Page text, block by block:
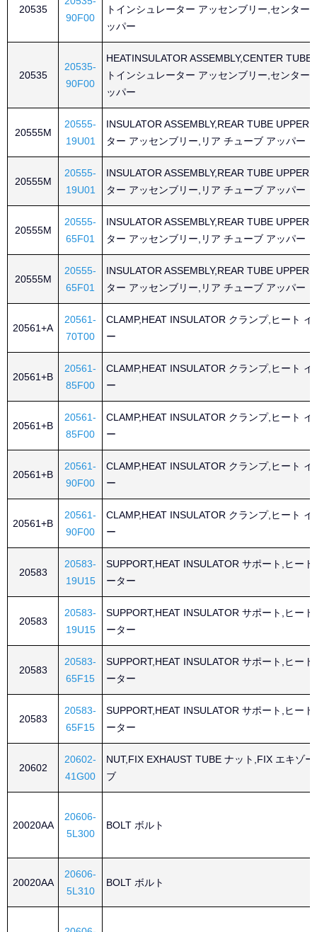
20535
90F00
トインシュレーター アッセンブリー,センター
ッパー
20535
20535-
90F00
HEATINSULATOR ASSEMBLY,CENTER TUBE
トインシュレーター アッセンブリー,センター
ッパー
20555M
20555-
19U01
INSULATOR ASSEMBLY,REAR TUBE UPPER
ター アッセンブリー,リア チューブ アッパー
20555M
20555-
19U01
INSULATOR ASSEMBLY,REAR TUBE UPPER
ター アッセンブリー,リア チューブ アッパー
20555M
20555-
65F01
INSULATOR ASSEMBLY,REAR TUBE UPPER
ター アッセンブリー,リア チューブ アッパー
20555M
20555-
65F01
INSULATOR ASSEMBLY,REAR TUBE UPPER
ター アッセンブリー,リア チューブ アッパー
20561+A
20561-
70T00
CLAMP,HEAT INSULATOR クランプ,ヒート
ー
20561+B
20561-
85F00
CLAMP,HEAT INSULATOR クランプ,ヒート
ー
20561+B
20561-
85F00
CLAMP,HEAT INSULATOR クランプ,ヒート
ー
20561+B
20561-
90F00
CLAMP,HEAT INSULATOR クランプ,ヒート
ー
20561+B
20561-
90F00
CLAMP,HEAT INSULATOR クランプ,ヒート
ー
20583
20583-
19U15
SUPPORT,HEAT INSULATOR サポート,ヒー
ーター
20583
20583-
19U15
SUPPORT,HEAT INSULATOR サポート,ヒー
ーター
20583
20583-
65F15
SUPPORT,HEAT INSULATOR サポート,ヒー
ーター
20583
20583-
65F15
SUPPORT,HEAT INSULATOR サポート,ヒー
ーター
20602
20602-
41G00
NUT,FIX EXHAUST TUBE ナット,FIX エキゾ
ブ
20020AA
20606-
5L300
BOLT ボルト
20020AA
20606-
5L310
BOLT ボルト